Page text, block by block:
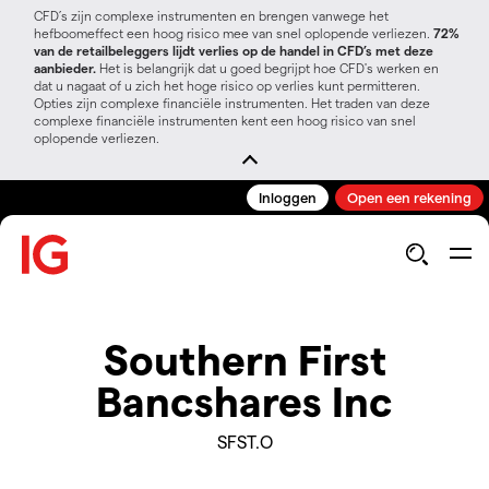
CFD’s zijn complexe instrumenten en brengen vanwege het
hefboomeffect een hoog risico mee van snel oplopende verliezen. 72%
van de retailbeleggers lijdt verlies op de handel in CFD’s met deze
aanbieder. Het is belangrijk dat u goed begrijpt hoe CFD's werken en
dat u nagaat of u zich het hoge risico op verlies kunt permitteren.
Opties zijn complexe financiële instrumenten. Het traden van deze
complexe financiële instrumenten kent een hoog risico van snel
oplopende verliezen.
Inloggen Open een rekening
Southern First
Bancshares Inc
SFST.O